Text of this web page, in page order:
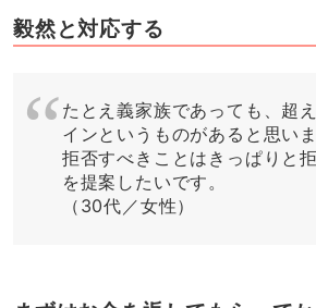
毅然と対応する
たとえ義家族であっても、超
インというものがあると思いま
拒否すべきことはきっぱりと
を提案したいです。
（30代／女性）